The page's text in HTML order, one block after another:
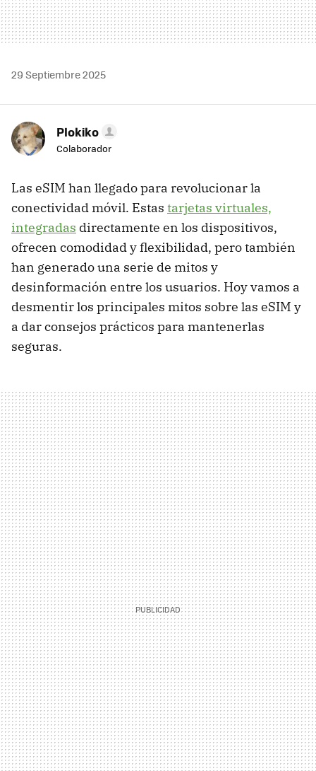
29 Septiembre 2025
Plokiko
Colaborador
Las eSIM han llegado para revolucionar la
conectividad móvil. Estas tarjetas virtuales,
integradas directamente en los dispositivos,
ofrecen comodidad y flexibilidad, pero también
han generado una serie de mitos y
desinformación entre los usuarios. Hoy vamos a
desmentir los principales mitos sobre las eSIM y
a dar consejos prácticos para mantenerlas
seguras.